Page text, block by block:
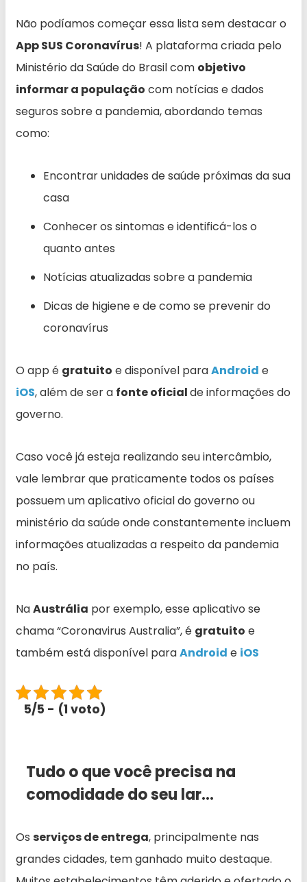
Não podíamos começar essa lista sem destacar o
App SUS Coronavírus! A plataforma criada pelo
Ministério da Saúde do Brasil com objetivo
informar a população com notícias e dados
seguros sobre a pandemia, abordando temas
como:
Encontrar unidades de saúde próximas da sua
casa
Conhecer os sintomas e identificá-los o
quanto antes
Notícias atualizadas sobre a pandemia
Dicas de higiene e de como se prevenir do
coronavírus
O app é gratuito e disponível paraAndroid e
iOS, além de ser a fonte oficialde informações do
governo.
Caso você já esteja realizando seu intercâmbio,
vale lembrar que praticamente todos os países
possuem um aplicativo oficial do governo ou
ministério da saúde onde constantemente incluem
informações atualizadas a respeito da pandemia
no país.
NaAustrália por exemplo, esse aplicativo se
chama “Coronavirus Australia”, é gratuito e
também está disponível paraAndroid e iOS
5/5 - (1 voto)
Tudo o que você precisa na
comodidade do seu lar…
Os serviços de entrega, principalmente nas
grandes cidades, tem ganhado muito destaque.